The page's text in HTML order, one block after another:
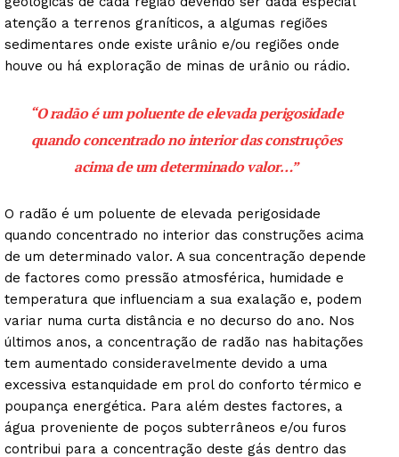
atenção a terrenos graníticos, a algumas regiões
sedimentares onde existe urânio e/ou regiões onde
houve ou há exploração de minas de urânio ou rádio.
“O radão é um poluente de elevada perigosidade
quando concentrado no interior das construções
acima de um determinado valor…”
O radão é um poluente de elevada perigosidade
quando concentrado no interior das construções acima
de um determinado valor. A sua concentração depende
de factores como pressão atmosférica, humidade e
temperatura que influenciam a sua exalação e, podem
variar numa curta distância e no decurso do ano. Nos
últimos anos, a concentração de radão nas habitações
tem aumentado consideravelmente devido a uma
excessiva estanquidade em prol do conforto térmico e
poupança energética. Para além destes factores, a
água proveniente de poços subterrâneos e/ou furos
contribui para a concentração deste gás dentro das